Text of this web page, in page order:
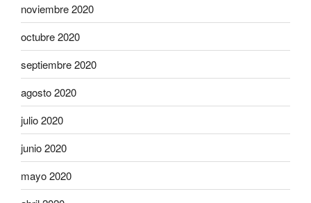
noviembre 2020
octubre 2020
septiembre 2020
agosto 2020
julio 2020
junio 2020
mayo 2020